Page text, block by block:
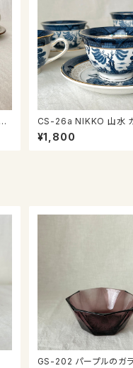
CS-26a NIKKO 山水
ーサー
¥1,800
GS-202 パープルのガ